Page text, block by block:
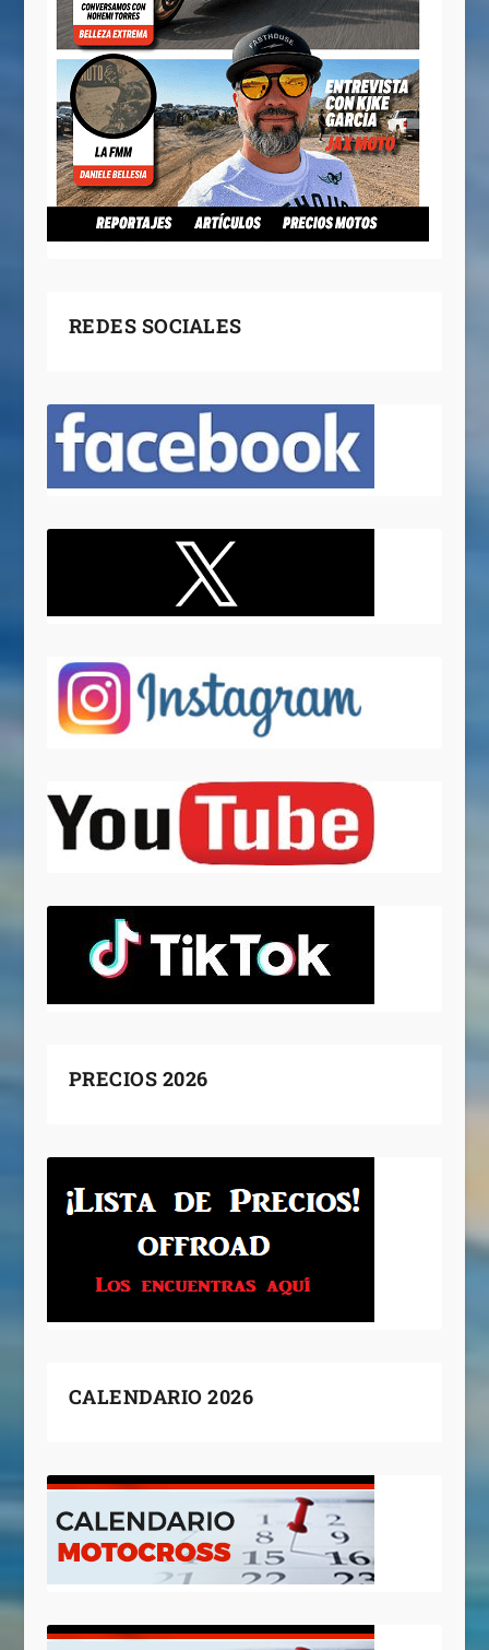
REDES SOCIALES
PRECIOS 2026
CALENDARIO 2026